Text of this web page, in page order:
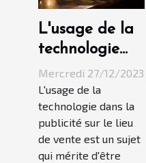
L'usage de la
technologie
dans la
publicité sur le
lieu de vente
Mercredi 27/12/2023
L'usage de la
technologie dans la
publicité sur le lieu
de vente est un sujet
qui mérite d'être